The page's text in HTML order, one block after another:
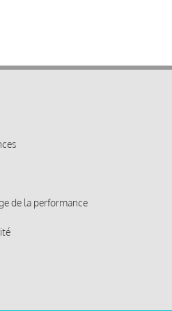
de la performance